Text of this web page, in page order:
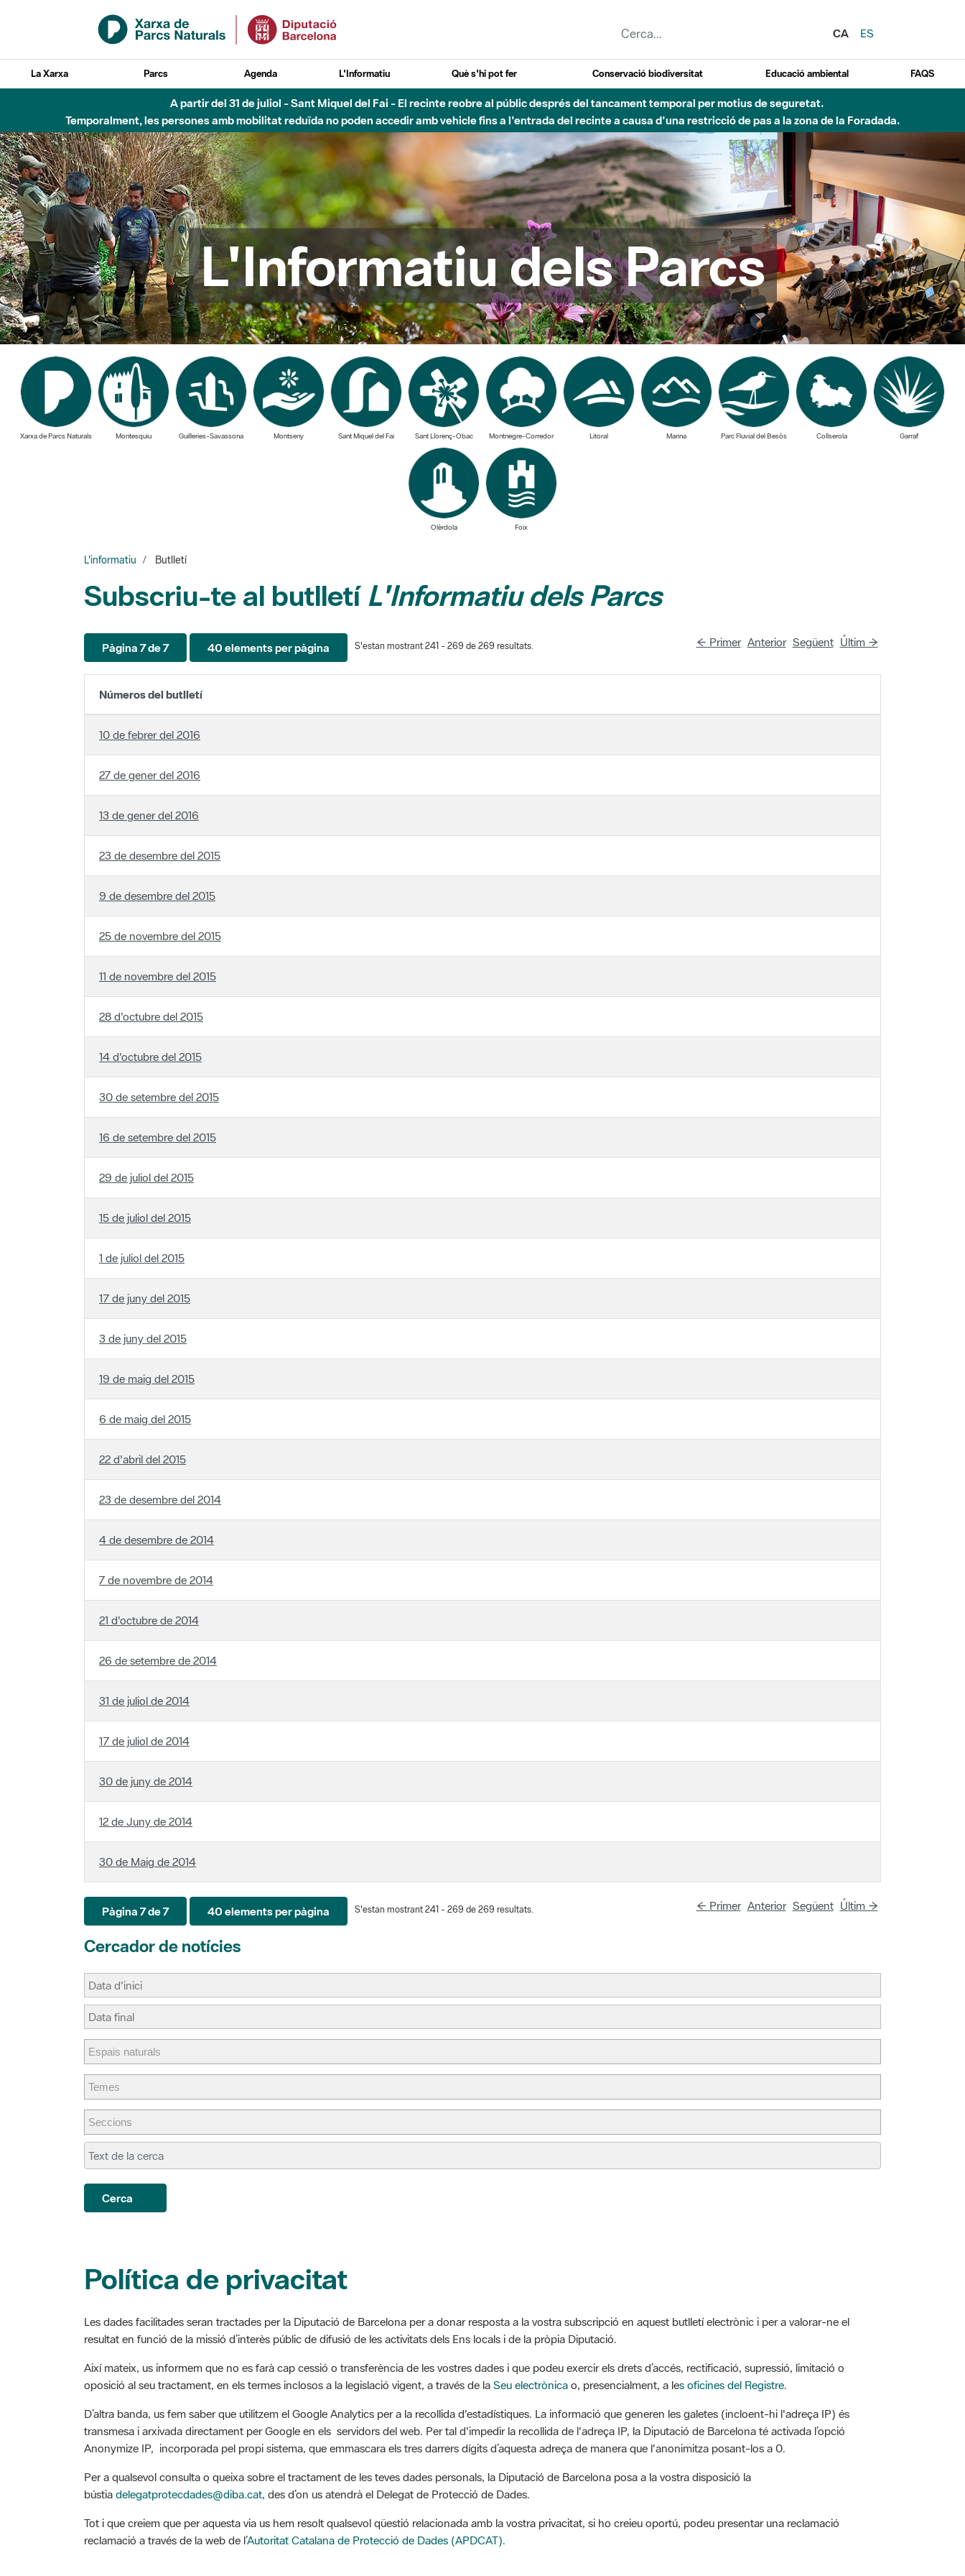
Salta al contingut principal
CA
ES
La Xarxa Parcs Agenda L'Informatiu Què s'hi pot fer Conservació biodiversitat Educació ambiental FAQS
Fins al desembre de 2026 - Parc Fluvial Besòs - Afectacions a la llera del Parc Fluvial del Besòs degut a obres de construcció d'una passera sobre el riu
L'Informatiu dels Parcs
Xarxa de Parcs Naturals Montesquiu Guilleries-Savassona Sant Miquel del Fai Sant Llorenç-Obac Montnegre-Corredor Parc Fluvial del Besòs
Olèrdola Foix
Subscriu-te al butlletíL'Informatiu dels Parcs
Pàgina 7 de 7 40 elements per pàgina
Números del butlletí
10 de febrer del 2016
27 de gener del 2016
13 de gener del 2016
23 de desembre del 2015
9 de desembre del 2015
25 de novembre del 2015
11 de novembre del 2015
28 d'octubre del 2015
14 d'octubre del 2015
30 de setembre del 2015
16 de setembre del 2015
29 de juliol del 2015
15 de juliol del 2015
1 de juliol del 2015
17 de juny del 2015
3 de juny del 2015
19 de maig del 2015
6 de maig del 2015
22 d'abril del 2015
23 de desembre del 2014
4 de desembre de 2014
7 de novembre de 2014
21 d'octubre de 2014
26 de setembre de 2014
31 de juliol de 2014
17 de juliol de 2014
30 de juny de 2014
12 de Juny de 2014
30 de Maig de 2014
Pàgina 7 de 7 40 elements per pàgina
Cercador de notícies
Cerca
Política de privacitat
resultat en funció de la missió d’interès públic de difusió de les activitats dels Ens locals i de la pròpia Diputació.
Així mateix, us informem que no es farà cap cessió o transferència de les vostres dades i que podeu exercir els drets d’accés, rectificació, supressió, limitació o
oposició al seu tractament, en els termes inclosos a la legislació vigent, a través de laSeu electrònicao, presencialment, a les oficines del Registre.
D’altra banda, us fem saber que utilitzem el Google Analytics per a la recollida d'estadístiques. La informació que generen les galetes (incloent-hi l'adreça IP) és
transmesa i arxivada directament per Google en els servidors del web. Per tal d'impedir la recollida de l'adreça IP, la Diputació de Barcelona té activada l’opció
Anonymize IP, incorporada pel propi sistema, que emmascara els tres darrers dígits d’aquesta adreça de manera que l'anonimitza posant-los a 0.
Per a qualsevol consulta o queixa sobre el tractament de les teves dades personals, la Diputació de Barcelona posa a la vostra disposició la
bústiadelegatprotecdades@diba.cat, des d’on us atendrà el Delegat de Protecció de Dades.
Tot i que creiem que per aquesta via us hem resolt qualsevol qüestió relacionada amb la vostra privacitat, si ho creieu oportú, podeu presentar una reclamació
reclamació a través de la web de l’Autoritat Catalana de Protecció de Dades (APDCAT).